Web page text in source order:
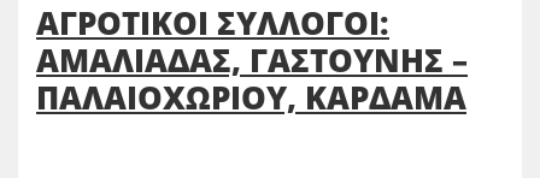
ΑΓΡΟΤΙΚΟΙ ΣΥΛΛΟΓΟΙ:
ΑΜΑΛΙΑΔΑΣ, ΓΑΣΤΟΥΝΗΣ –
ΠΑΛΑΙΟΧΩΡΙΟΥ, ΚΑΡΔΑΜΑ